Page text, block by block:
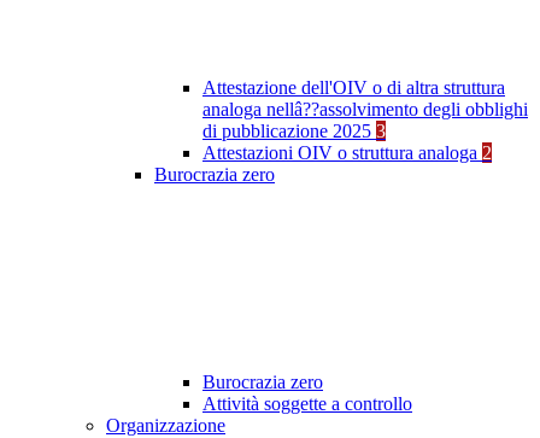
Attestazione dell'OIV o di altra struttura
analoga nellâ??assolvimento degli obblighi
di pubblicazione 2025 3
Attestazioni OIV o struttura analoga 2
Burocrazia zero
Burocrazia zero
Attività soggette a controllo
Organizzazione